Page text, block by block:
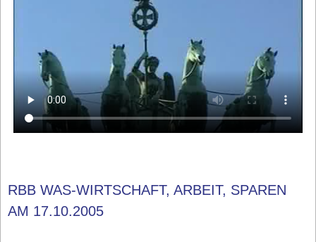
RBB WAS-WIRTSCHAFT, ARBEIT, SPAREN
AM 17.10.2005